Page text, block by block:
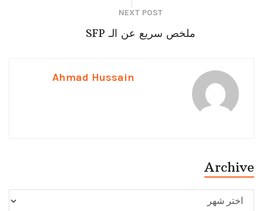
NEXT POST
ملخص سريع عن الـ SFP
Ahmad Hussain
Archive
Archive